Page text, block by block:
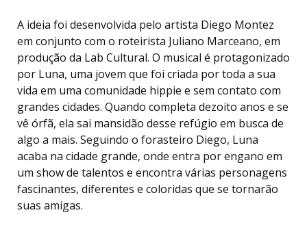
A ideia foi desenvolvida pelo artista Diego Montez
em conjunto com o roteirista Juliano Marceano, em
produção da Lab Cultural. O musical é protagonizado
por Luna, uma jovem que foi criada por toda a sua
vida em uma comunidade hippie e sem contato com
grandes cidades. Quando completa dezoito anos e se
vê órfã, ela sai mansidão desse refúgio em busca de
algo a mais. Seguindo o forasteiro Diego, Luna
acaba na cidade grande, onde entra por engano em
um show de talentos e encontra várias personagens
fascinantes, diferentes e coloridas que se tornarão
suas amigas.